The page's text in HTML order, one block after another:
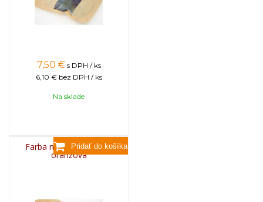
7,50 € s DPH / ks
6,10 € bez DPH / ks
Na sklade
Farba na sviečky, 25g -
oranžová